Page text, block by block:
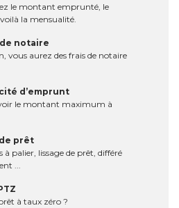
le montant emprunté, le
la mensualité.
notaire
vous aurez des frais de notaire
d’emprunt
le montant maximum à
prêt
à palier, lissage de prêt, différé
...
à taux zéro ?